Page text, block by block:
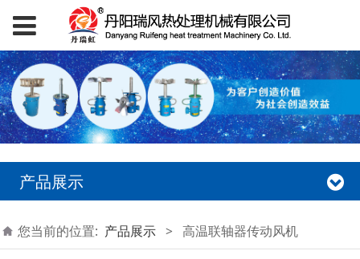
产品展示
您当前的位置: 产品展示 > 高温联轴器传动风机